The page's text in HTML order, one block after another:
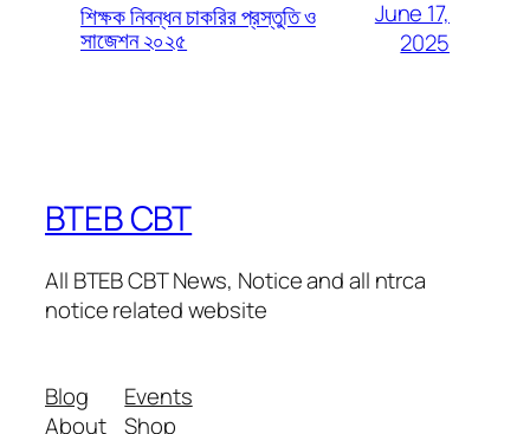
শিক্ষক নিবন্ধন চাকরির প্রস্তুতি ও
সাজেশন ২০২৫
June 17,
2025
BTEB CBT
All BTEB CBT News, Notice and all ntrca
notice related website
Blog
About
Events
Shop